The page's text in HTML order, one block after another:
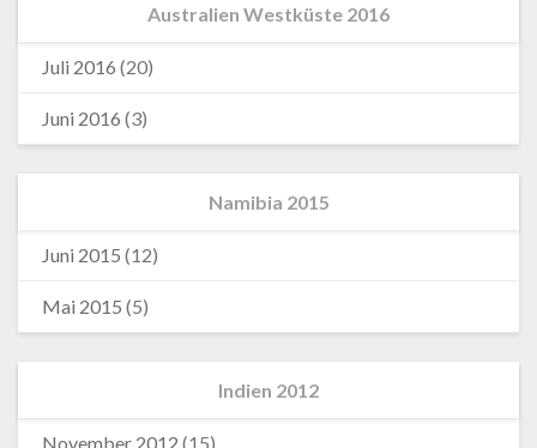
Australien Westküste 2016
Juli 2016 (20)
Juni 2016 (3)
Namibia 2015
Juni 2015 (12)
Mai 2015 (5)
Indien 2012
November 2012 (15)